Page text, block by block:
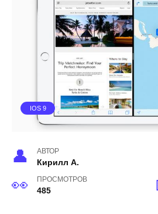
IOS 9
АВТОР
Кирилл А.
ПРОСМОТРОВ
485